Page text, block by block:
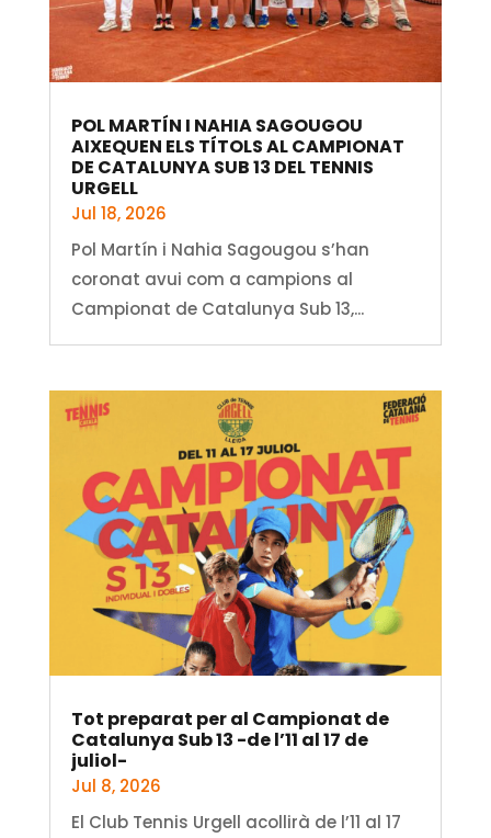
POL MARTÍN I NAHIA SAGOUGOU
AIXEQUEN ELS TÍTOLS AL CAMPIONAT
DE CATALUNYA SUB 13 DEL TENNIS
URGELL
Jul 18, 2026
Pol Martín i Nahia Sagougou s’han
coronat avui com a campions al
Campionat de Catalunya Sub 13,...
Tot preparat per al Campionat de
Catalunya Sub 13 -de l’11 al 17 de
juliol-
Jul 8, 2026
El Club Tennis Urgell acollirà de l’11 al 17